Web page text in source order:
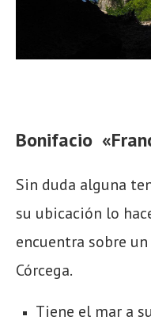
Bonifacio
Sin duda alguna
su ubicación lo
encuentra sobre
Córcega.
Tiene el mar a